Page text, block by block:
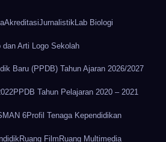
AkreditasiJurnalistik Lab Biologi
dan Arti Logo Sekolah
Baru (PPDB) Tahun Ajaran 2026/2027
PPDB Tahun Pelajaran 2020 – 2021
6Profil Tenaga Kependidikan
Ruang Film Ruang Multimedia